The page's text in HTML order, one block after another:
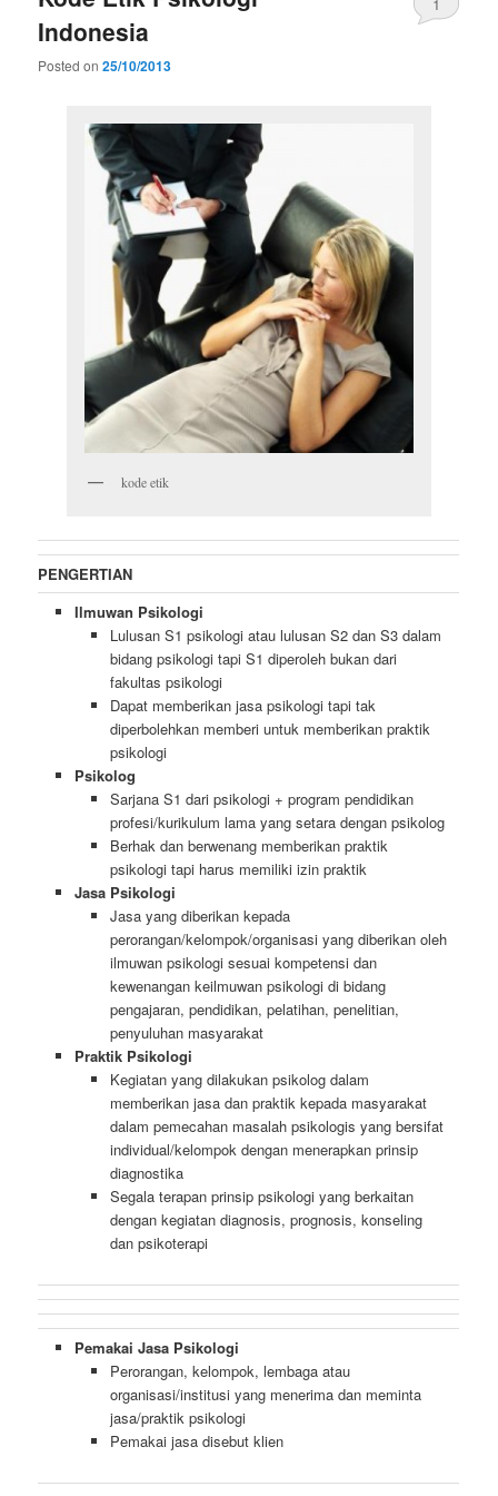
Indonesia
Posted on25/10/2013
1
kode etik
PENGERTIAN
Ilmuwan Psikologi
Lulusan S1 psikologi atau lulusan S2 dan S3 dalam
bidang psikologi tapi S1 diperoleh bukan dari
fakultas psikologi
Dapat memberikan jasa psikologi tapi tak
diperbolehkan memberi untuk memberikan praktik
psikologi
Psikolog
Sarjana S1 dari psikologi + program pendidikan
profesi/kurikulum lama yang setara dengan psikolog
Berhak dan berwenang memberikan praktik
psikologi tapi harus memiliki izin praktik
Jasa Psikologi
Jasa yang diberikan kepada
perorangan/kelompok/organisasi yang diberikan oleh
ilmuwan psikologi sesuai kompetensi dan
kewenangan keilmuwan psikologi di bidang
pengajaran, pendidikan, pelatihan, penelitian,
penyuluhan masyarakat
Praktik Psikologi
Kegiatan yang dilakukan psikolog dalam
memberikan jasa dan praktik kepada masyarakat
dalam pemecahan masalah psikologis yang bersifat
individual/kelompok dengan menerapkan prinsip
diagnostika
Segala terapan prinsip psikologi yang berkaitan
dengan kegiatan diagnosis, prognosis, konseling
dan psikoterapi
Pemakai Jasa Psikologi
Perorangan, kelompok, lembaga atau
organisasi/institusi yang menerima dan meminta
jasa/praktik psikologi
Pemakai jasa disebut klien